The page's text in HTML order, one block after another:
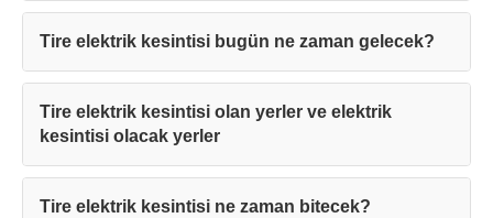
Tire elektrik kesintisi bugün ne zaman gelecek?
Tire elektrik kesintisi olan yerler ve elektrik
kesintisi olacak yerler
Tire elektrik kesintisi ne zaman bitecek?